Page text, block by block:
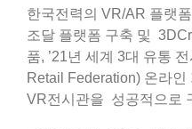
한국전력의 VR/AR 플랫
조달 플랫폼 구축 및
품, ’21년 세계 3대 유통
Retail Federation) 온라인
VR전시관을 성공적으로